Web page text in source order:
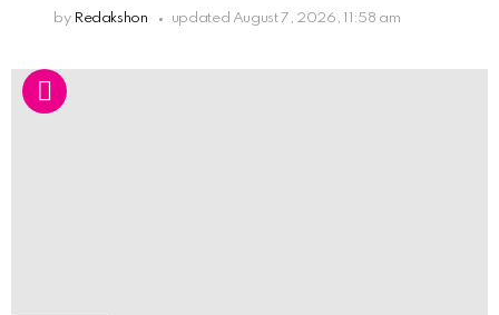
by Redakshon updated August 7, 2026, 11:58 am